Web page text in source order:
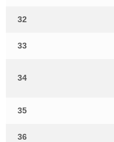
32
33
34
35
36